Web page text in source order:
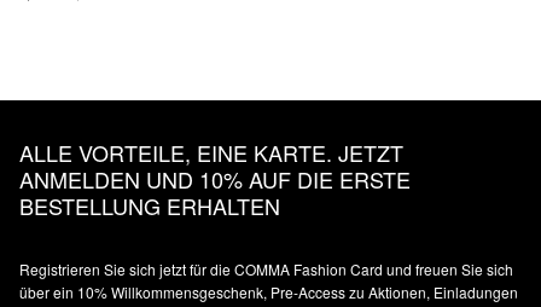
ALLE VORTEILE, EINE KARTE. JETZT
ANMELDEN UND 10% AUF DIE ERSTE
BESTELLUNG ERHALTEN
Registrieren Sie sich jetzt für die COMMA Fashion Card und freuen Sie sich
über ein 10% Willkommensgeschenk, Pre-Access zu Aktionen, Einladungen